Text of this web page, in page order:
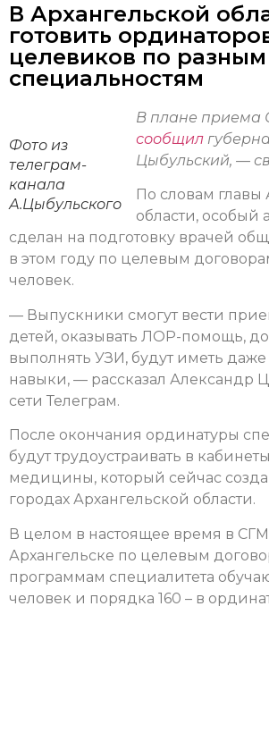
В Архангельской
готовить
целевиков по разным
специальностям
Фото из
телеграм-
канала
А.Цыбульского
В плане приема
сообщил
Цыбульский, —
По словам главы
области, особый
сделан на подготовку врачей
в этом году по целевым
человек.
— Выпускники смогут вести
детей, оказывать ЛОР-помощь,
выполнять УЗИ, будут иметь
навыки, — рассказал Александр
сети Телеграм.
После окончания ординатуры
будут трудоустраивать в
медицины, который сейчас
городах Архангельской области.
В целом в настоящее время в
Архангельске по целевым
программам специалитета
человек и порядка 160 – в